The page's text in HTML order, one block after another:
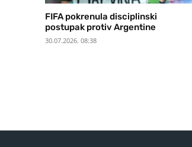
FIFA pokrenula disciplinski
postupak protiv Argentine
30.07.2026. 08:38